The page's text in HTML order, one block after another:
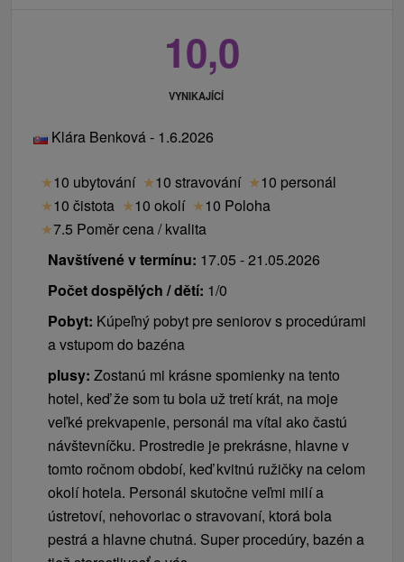
10,0
VYNIKAJÍCÍ
Klára Benková - 1.6.2026
★10 ubytování ★10 stravování ★10 personál
★10 čistota ★10 okolí ★10 Poloha
★7.5 Poměr cena / kvalita
Navštívené v termínu: 17.05 - 21.05.2026
Počet dospělých / dětí: 1/0
Pobyt: Kúpeľný pobyt pre seniorov s procedúrami
a vstupom do bazéna
plusy: Zostanú mi krásne spomienky na tento
hotel, keď že som tu bola už tretí krát, na moje
veľké prekvapenie, personál ma vítal ako častú
návštevníčku. Prostredie je prekrásne, hlavne v
tomto ročnom období, keď kvitnú ružičky na celom
okolí hotela. Personál skutočne veľmi milí a
ústretoví, nehovoriac o stravovaní, ktorá bola
pestrá a hlavne chutná. Super procedúry, bazén a